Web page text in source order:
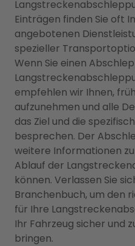
Einträgen finden Sie oft
angebotenen
spezieller
Wenn Sie einen
empfehlen wir Ihnen,
aufzunehmen und alle
das Ziel und die
besprechen. Der
weitere Informationen
Ablauf der
können. Verlassen Sie
Branchenbuch, um den
für Ihre
Ihr Fahrzeug sicher und
bringen.